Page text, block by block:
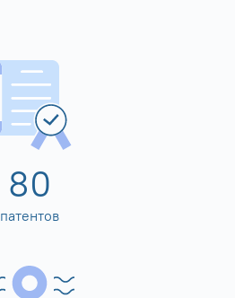
80
патентов